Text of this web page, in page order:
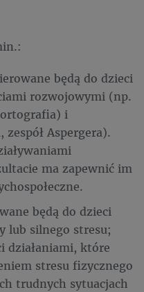
będą do dzieci
rozwojowymi (np.
i
Aspergera).
ma zapewnić im
będą do dzieci
lub silnego stresu;
działaniami, które
stresu fizycznego
trudnych sytuacjach